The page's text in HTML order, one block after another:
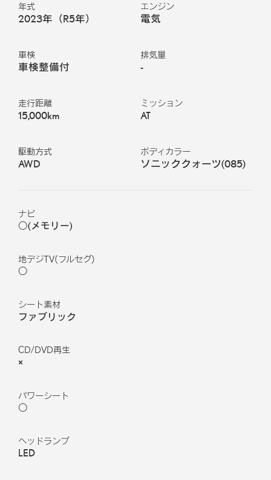
年式
2023年（R5年）
エンジン
電気
車検
車検整備付
排気量
-
走行距離
15,000km
ミッション
AT
駆動方式
AWD
ボディカラー
ソニッククォーツ(085)
ナビ
○(メモリー)
地デジTV(フルセグ)
○
シート素材
ファブリック
CD/DVD再生
×
パワーシート
○
ヘッドランプ
LED